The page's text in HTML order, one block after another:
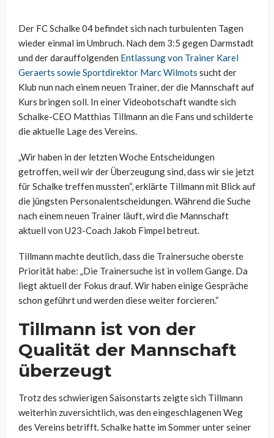
Der FC Schalke 04 befindet sich nach turbulenten Tagen
wieder einmal im Umbruch. Nach dem 3:5 gegen Darmstadt
und der darauffolgenden Entlassung von Trainer Karel
Geraerts sowie Sportdirektor Marc Wilmots sucht der
Klub nun nach einem neuen Trainer, der die Mannschaft auf
Kurs bringen soll. In einer Videobotschaft wandte sich
Schalke-CEO Matthias Tillmann an die Fans und schilderte
die aktuelle Lage des Vereins.
„Wir haben in der letzten Woche Entscheidungen
getroffen, weil wir der Überzeugung sind, dass wir sie jetzt
für Schalke treffen mussten“, erklärte Tillmann mit Blick auf
die jüngsten Personalentscheidungen. Während die Suche
nach einem neuen Trainer läuft, wird die Mannschaft
aktuell von U23-Coach Jakob Fimpel betreut.
Tillmann machte deutlich, dass die Trainersuche oberste
Priorität habe: „Die Trainersuche ist in vollem Gange. Da
liegt aktuell der Fokus drauf. Wir haben einige Gespräche
schon geführt und werden diese weiter forcieren.“
Tillmann ist von der
Qualität der Mannschaft
überzeugt
Trotz des schwierigen Saisonstarts zeigte sich Tillmann
weiterhin zuversichtlich, was den eingeschlagenen Weg
des Vereins betrifft. Schalke hatte im Sommer unter seiner